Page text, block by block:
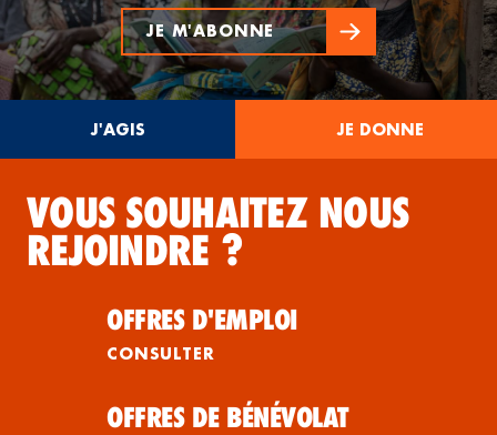
JE M'ABONNE
J'AGIS JE DONNE
VOUS SOUHAITEZ NOUS
REJOINDRE ?
OFFRES D'EMPLOI
CONSULTER
OFFRES DE BÉNÉVOLAT